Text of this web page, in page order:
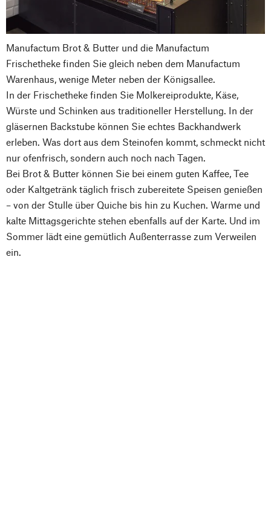
Manufactum Brot & Butter und die Manufactum
Frischetheke finden Sie gleich neben dem Manufactum
Warenhaus, wenige Meter neben der Königsallee.
In der Frischetheke finden Sie Molkereiprodukte, Käse,
Würste und Schinken aus traditioneller Herstellung. In der
gläsernen Backstube können Sie echtes Backhandwerk
erleben. Was dort aus dem Steinofen kommt, schmeckt nicht
nur ofenfrisch, sondern auch noch nach Tagen.
Bei Brot & Butter können Sie bei einem guten Kaffee, Tee
oder Kaltgetränk täglich frisch zubereitete Speisen genießen
– von der Stulle über Quiche bis hin zu Kuchen. Warme und
kalte Mittagsgerichte stehen ebenfalls auf der Karte. Und im
Sommer lädt eine gemütlich Außenterrasse zum Verweilen
ein.